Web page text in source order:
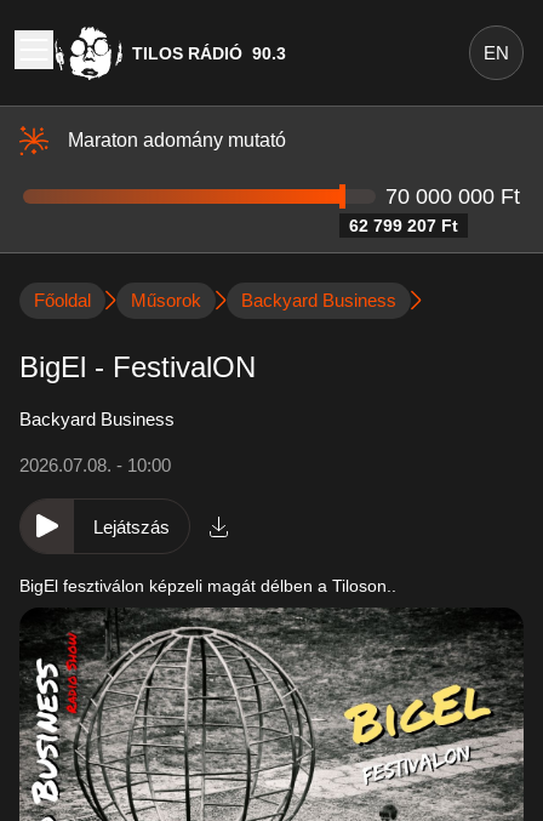
TILOS RÁDIÓ 90.3 EN
Maraton adomány mutató
62 799 207 Ft
70 000 000 Ft
Főoldal Műsorok Backyard Business
BigEl - FestivalON
Backyard Business
2026.07.08. - 10:00
Lejátszás
BigEl fesztiválon képzeli magát délben a Tiloson..